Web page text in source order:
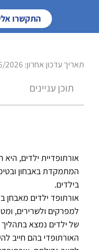
התקשרו אלינו: 072-
תאריך עדכון אחרון: 07/06/2026
תוכן עניינים
אורתופדיית ילדים,
המתמקדת באבחון
בילדים.
אורתופד ילדים מאבחן
למפרקים ולשרירים,
של ילדים נמצא
האורתופדי בהם חייב